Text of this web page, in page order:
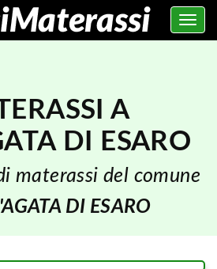
Toggle
A
DI ESARO
materassi del comune
DI ESARO